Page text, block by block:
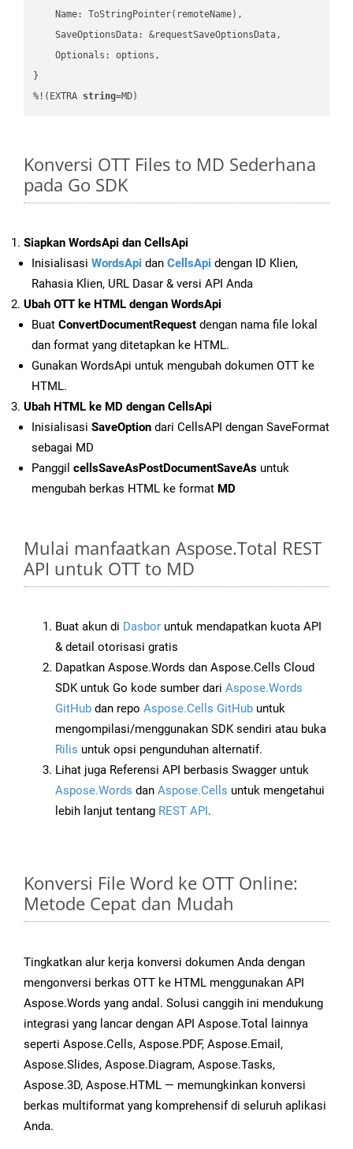
    Name: ToStringPointer(remoteName),
    SaveOptionsData: &requestSaveOptionsData,
    Optionals: options,
}
%!(EXTRA string=MD)
Konversi OTT Files to MD Sederhana
pada Go SDK
Siapkan WordsApi dan CellsApi
Inisialisasi WordsApi dan CellsApi dengan ID Klien,
Rahasia Klien, URL Dasar & versi API Anda
Ubah OTT ke HTML dengan WordsApi
Buat ConvertDocumentRequest dengan nama file lokal
dan format yang ditetapkan ke HTML.
Gunakan WordsApi untuk mengubah dokumen OTT ke
HTML.
Ubah HTML ke MD dengan CellsApi
Inisialisasi SaveOption dari CellsAPI dengan SaveFormat
sebagai MD
Panggil cellsSaveAsPostDocumentSaveAs untuk
mengubah berkas HTML ke format MD
Mulai manfaatkan Aspose.Total REST
API untuk OTT to MD
Buat akun di Dasbor untuk mendapatkan kuota API
& detail otorisasi gratis
Dapatkan Aspose.Words dan Aspose.Cells Cloud
SDK untuk Go kode sumber dari Aspose.Words
GitHub dan repo Aspose.Cells GitHub untuk
mengompilasi/menggunakan SDK sendiri atau buka
Rilis untuk opsi pengunduhan alternatif.
Lihat juga Referensi API berbasis Swagger untuk
Aspose.Words dan Aspose.Cells untuk mengetahui
lebih lanjut tentang REST API.
Konversi File Word ke OTT Online:
Metode Cepat dan Mudah
Tingkatkan alur kerja konversi dokumen Anda dengan
mengonversi berkas OTT ke HTML menggunakan API
Aspose.Words yang andal. Solusi canggih ini mendukung
integrasi yang lancar dengan API Aspose.Total lainnya
seperti Aspose.Cells, Aspose.PDF, Aspose.Email,
Aspose.Slides, Aspose.Diagram, Aspose.Tasks,
Aspose.3D, Aspose.HTML — memungkinkan konversi
berkas multiformat yang komprehensif di seluruh aplikasi
Anda.